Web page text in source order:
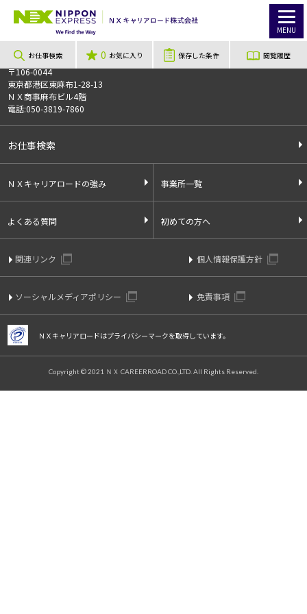
MENU
お仕事検索 0 お気に入り 保存した条件 閲覧履歴
TOP お仕事検索
このお仕事は非公開のお仕事です
お仕事番号014020
〒106-0044
東京都港区東麻布1-28-13
ＮＸ商事麻布ビル4階
電話:050-3819-7860
お仕事検索
ＮＸキャリアロードの強み 事業所一覧
よくある質問 初めての方へ
関連リンク 個人情報保護方針
ソーシャルメディアポリシー 免責事項
ＮＸキャリアロードはプライバシーマークを取得しています。
Copyright © 2021 ＮＸ CAREERROAD CO.,LTD. All Rights Reserved.